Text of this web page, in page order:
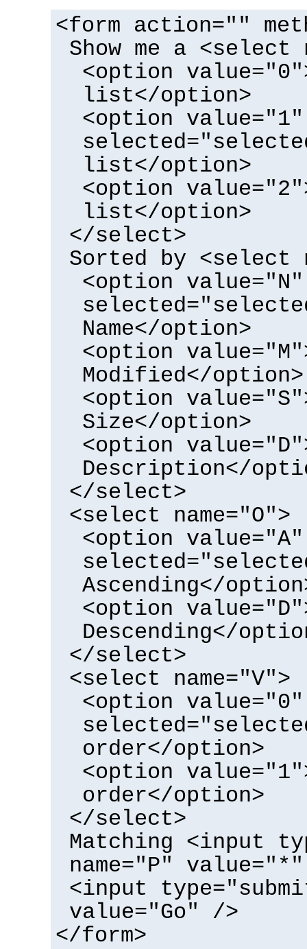
<form action=""
Show me a <select
<option
list</option>
<option value="1"
list</option>
<option
list</option>
</select>
Sorted by <select
<option value="N"
Name</option>
<option
Modified</option>
<option
Size</option>
<option
Description</
</select>
<select name="O">
<option value="A"
Ascending</
<option
Descending</
</select>
<select name="V">
<option value="0"
order</option>
<option
order</option>
</select>
Matching <input
name="P"
<input
value="Go" />
</form>